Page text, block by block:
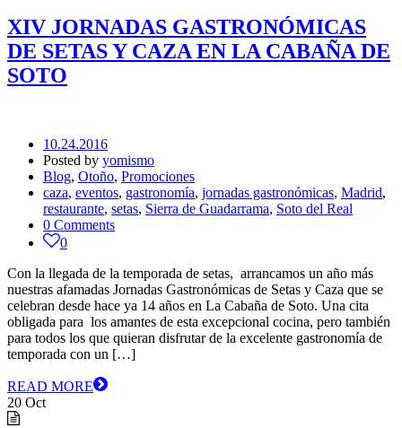
XIV JORNADAS GASTRONÓMICAS
DE SETAS Y CAZA EN LA CABAÑA DE
SOTO
10.24.2016
Posted by yomismo
Blog, Otoño, Promociones
caza, eventos, gastronomía, jornadas gastronómicas, Madrid,
restaurante, setas, Sierra de Guadarrama, Soto del Real
0 Comments
0
Con la llegada de la temporada de setas, arrancamos un año más
nuestras afamadas Jornadas Gastronómicas de Setas y Caza que se
celebran desde hace ya 14 años en La Cabaña de Soto. Una cita
obligada para los amantes de esta excepcional cocina, pero también
para todos los que quieran disfrutar de la excelente gastronomía de
temporada con un […]
READ MORE
20 Oct